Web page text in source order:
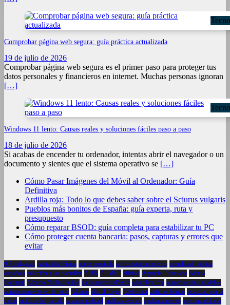
Comprobar página web segura: guía práctica actualizada
19 de julio de 2026
Comprobar página web segura es el primer paso para proteger tus
datos personales y financieros en internet. Muchas personas ignoran
[…]
Windows 11 lento: Causas reales y soluciones fáciles paso a paso
18 de julio de 2026
Si acabas de encender tu ordenador, intentas abrir el navegador o un
documento y sientes que el sistema operativo se […]
Cómo Pasar Imágenes del Móvil al Ordenador: Guía
Definitiva
Ardilla roja: Todo lo que debes saber sobre el Sciurus vulgaris
Pueblos más bonitos de España: guía experta, ruta y
presupuesto
Cómo reparar BSOD: guía completa para estabilizar tu PC
Cómo proteger cuenta bancaria: pasos, capturas y errores que
evitar
9.7 pulgadas Actividad Física actriz española actriz estadounidense actualidad política
española adicción a las pantallas ADN AEMET afición Agencia Tributaria Aitana
Bonmatí Alberto Núñez Feijóo alerta meteorológica alfombra roja alimentación saludable
almacenamiento en la nube Alonso alto el fuego Alzheimer anfibio ibérico ansiedad por la
salud análisis del partido análisis judicial análisis técnico apalancamiento apertura del año